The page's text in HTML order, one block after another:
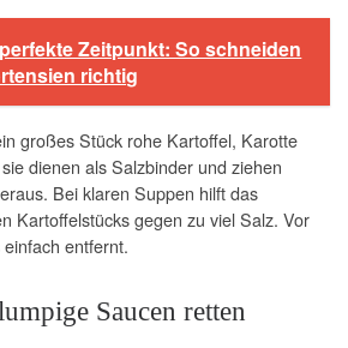
Zeitpunkt: So schneiden
richtig
großes Stück rohe Kartoffel, Karotte
dienen als Salzbinder und ziehen
Bei klaren Suppen hilft das
Kartoffelstücks gegen zu viel Salz. Vor
entfernt.
Saucen retten